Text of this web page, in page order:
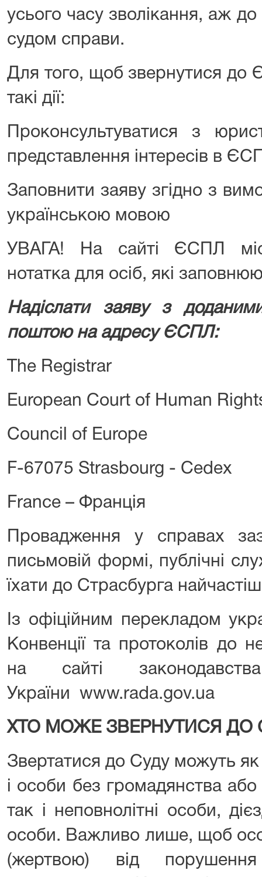
усього часу зволікання, аж
судом справи.
Для того, щоб звернутися до
такі дії:
Проконсультуватися з
представлення інтересів в
Заповнити заяву згідно з
українською мовою
УВАГА! На сайті ЄСПЛ
нотатка для осіб, які
Надіслати заяву з
поштою на адресу ЄСПЛ:
The Registrar
European Court of Human
Council of Europe
F-67075 Strasbourg - Cedex
France – Франція
Провадження у справах
письмовій формі, публічні
їхати до Страсбурга
Із офіційним перекладом
Конвенції та протоколів до
на сайті
України www.rada.gov.ua
ХТО МОЖЕ ЗВЕРНУТИСЯ ДО
Звертатися до Суду можуть
і особи без громадянства або
так і неповнолітні особи,
особи. Важливо лише, щоб
(жертвою) від